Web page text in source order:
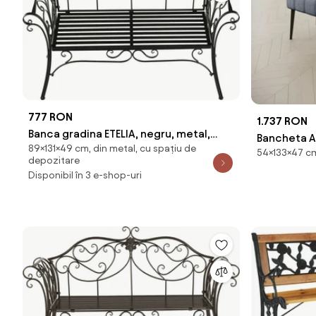
777 RON
Banca gradina ETELIA, negru, metal,
131x49x89 cm
89×131×49 cm, din metal, cu spațiu de
depozitare
Disponibil în 3 e-shop-uri
1.737 RON
Bancheta
133x47x54
54×133×47